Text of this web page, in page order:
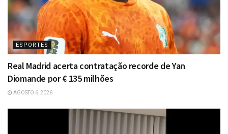
ESPORTES
Real Madrid acerta contratação recorde de Yan
Diomande por € 135 milhões
AGOSTO 6, 2026